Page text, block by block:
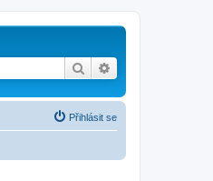
Hledat
Přihlásit se